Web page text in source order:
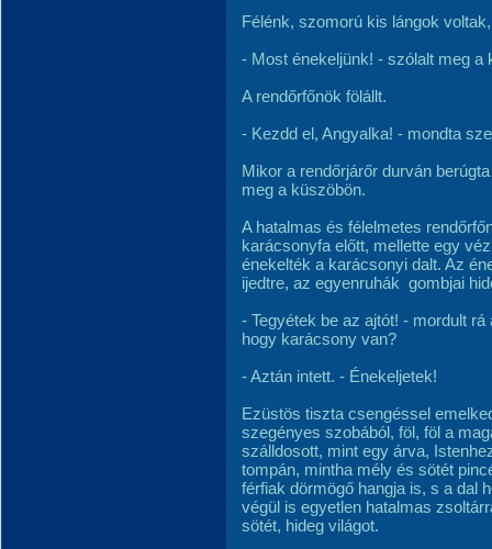
Félénk, szomorú kis lángok
- Most énekeljünk! - szólalt meg a
A rendőrfőnök fölállt.
- Kezdd el, Angyalka! - mondta
Mikor a rendőrjárőr durván
meg a küszöbön.
A hatalmas és félelmetes
karácsonyfa előtt, mellette egy
énekelték a karácsonyi dalt. Az
ijedtre, az egyenruhák gombjai
- Tegyétek be az ajtót! - mordult
hogy karácsony van?
- Aztán intett. - Énekeljetek!
Ezüstös tiszta csengéssel
szegényes szobából, föl, föl a
szálldosott, mint egy árva,
tompán, mintha mély és sötét
férfiak dörmögő hangja is, s a dal
végül is egyetlen hatalmas
sötét, hideg világot.